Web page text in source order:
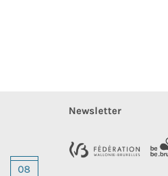
Newsletter
08